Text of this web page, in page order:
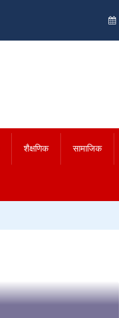
शैक्षणिक सामाजिक